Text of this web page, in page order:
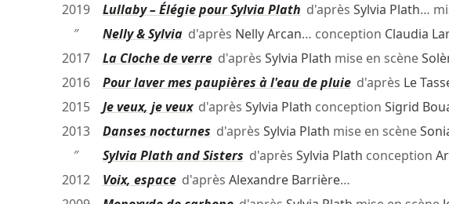
2019
Lullaby – Élégie pour Sylvia Plath d'après Sylvia Plath…
″
Nelly & Sylviad'après Nelly Arcan… conception Claudia
2017
La Cloche de verred'après Sylvia Plath mise en scène
2016
Pour laver mes paupières à l'eau de pluied'après Le
2015
Je veux, je veuxd'après Sylvia Plath conception Sigrid
2013
Danses nocturnes d'après Sylvia Plath mise en scène
″
Sylvia Plath and Sisters d'après Sylvia Plath conception
2012
Voix, espaced'après Alexandre Barrière…